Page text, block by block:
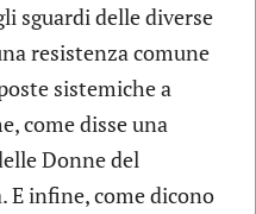
sguardi delle diverse
resistenza comune
sistemiche a
come disse una
Donne del
E infine, come dicono